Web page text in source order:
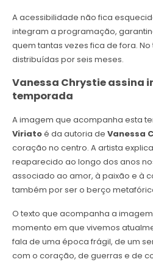
A acessibilidade não fica
integram a programação,
quem tantas vezes fica de fora.
distribuídas por seis meses.
Vanessa Chrystie assina
temporada
A imagem que acompanha esta
Viriatoé da autoria de Vanessa
coração no centro. A artista
reaparecido ao longo dos anos
associado ao amor, à paixão e à
também por ser o berço
O texto que acompanha a
momento em que vivemos
fala de uma época frágil, de um
com o coração, de guerras e de